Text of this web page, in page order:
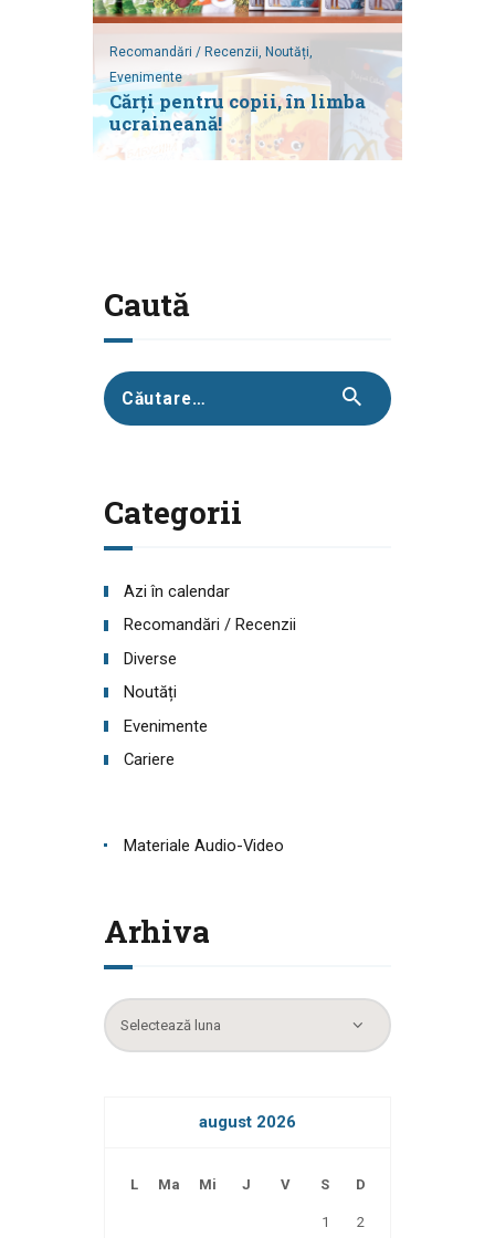
Recomandări / Recenzii, Noutăți,
Evenimente
Cărți pentru copii, în limba
ucraineană!
Caută
Caută
după:
Categorii
Azi în calendar
Recomandări / Recenzii
Diverse
Noutăți
Evenimente
Cariere
Materiale Audio-Video
Arhiva
Arhiva
august 2026
L Ma Mi J V S D
1 2